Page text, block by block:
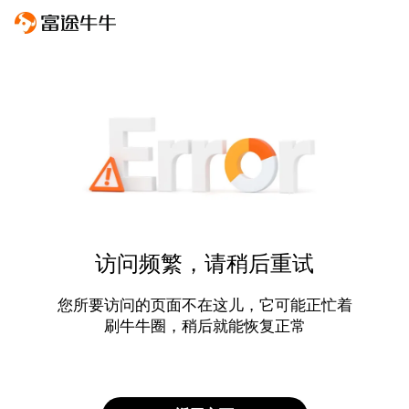
访问频繁，请稍后重试
您所要访问的页面不在这儿，它可能正忙着
刷牛牛圈，稍后就能恢复正常